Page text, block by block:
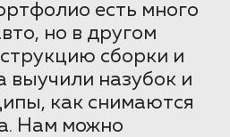
есть много
но в другом
сборки и
выучили назубок и
как снимаются
Нам можно